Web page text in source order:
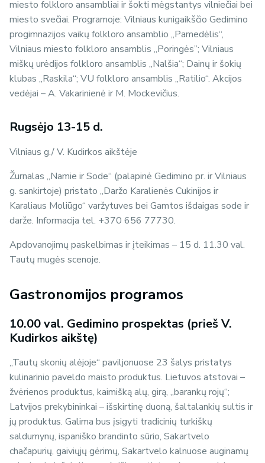
miesto folkloro ansambliai ir šokti mėgstantys vilniečiai bei
miesto svečiai. Programoje: Vilniaus kunigaikščio Gedimino
progimnazijos vaikų folkloro ansamblio „Pamedėlis“,
Vilniaus miesto folkloro ansamblis „Poringės”; Vilniaus
miškų urėdijos folkloro ansamblis „Nalšia“; Dainų ir šokių
klubas „Raskila“; VU folkloro ansamblis „Ratilio“. Akcijos
vedėjai – A. Vakarinienė ir M. Mockevičius.
Rugsėjo 13-15 d.
Vilniaus g./ V. Kudirkos aikštėje
Žurnalas ,,Namie ir Sode‘‘ (palapinė Gedimino pr. ir Vilniaus
g. sankirtoje) pristato ,,Daržo Karalienės Cukinijos ir
Karaliaus Moliūgo‘‘ varžytuves bei Gamtos išdaigas sode ir
darže. Informacija tel. +370 656 77730.
Apdovanojimų paskelbimas ir įteikimas – 15 d. 11.30 val.
Tautų mugės scenoje.
Gastronomijos programos
10.00 val. Gedimino prospektas (prieš V.
Kudirkos aikštę)
,,Tautų skonių alėjoje‘‘ paviljonuose 23 šalys pristatys
kulinarinio paveldo maisto produktus. Lietuvos atstovai –
žvėrienos produktus, kaimišką alų, girą, „barankų rojų“;
Latvijos prekybininkai – išskirtinę duoną, šaltalankių sultis ir
jų produktus. Galima bus įsigyti tradicinių turkiškų
saldumynų, ispaniško brandinto sūrio, Sakartvelo
chačapurių, gaiviųjų gėrimų, Sakartvelo kalnuose auginamų